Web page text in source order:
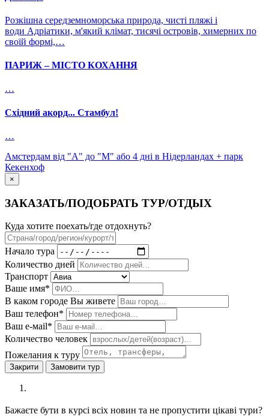
Розкішна середземноморська природа, чисті пляжі і
води Адріатики, м'який клімат, тисячі островів, химерних по
своїй формі,…
ПАРИЖ – МІСТО КОХАННЯ
…
Східний акорд... Стамбул!
…
Амстердам від "А" до "М" або 4 дні в Нідерландах + парк
Кекенхоф
×
ЗАКАЗАТЬ/ПОДОБРАТЬ ТУР/ОТДЫХ
Куда хотите поехать/где отдохнуть?
Начало тура
Количество дней
Транспорт
Ваше имя*
В каком городе Вы живете
Ваш телефон*
Ваш е-мail*
Количество человек
Пожелания к туру
Закрити Замовити тур
Бажаєте бути в курсі всіх новин та не пропустити цікаві тури?